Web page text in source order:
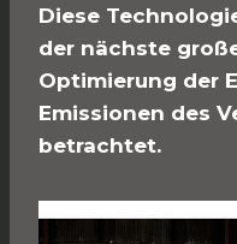
Diese
der nächste
Optimierung der
Emissionen des
betrachtet.